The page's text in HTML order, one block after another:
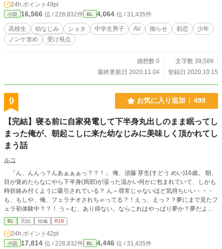
24h.ポイント 49pt
小説 16,566 位 / 228,832件 BL 4,064 位 / 31,435件
高校生 幼なじみ ショタ 中学生男子 AV 拗らせ 初恋
少年
ノンケ攻め
受け視点
感想数 0
文字数 39,589
最終更新日 2020.11.04
登録日 2020.10.15
9 お気に入り追加 499
【完結】寝る前に自家発電して下半身丸出しのまま眠ってし
まった俺が、朝起こしに来た幼なじみに美味しく頂かれてし
まう話
ルコ
「ん、んんっ？んあぁぁぁっ？？！」 俺、須藤 芽生(すどう めい)16歳。 朝、
目が覚めたらなにやら下半身(局部)が湿った温かい何かに包まれていて、しかも
時折絡み付くように吸引されている？ ん～尋常じゃないほど気持ちいい・・・
も、もしや、俺、フェラチオされちゃってる？！えっ、えっ？？夢にまで見たフ
ェラ初体験中？？！ う～む、あり得ない。ならこれはやっぱり夢か？夢だよ
な？？夢にまで見ちゃってるんだよ。て事は俺の欲望が反映されているはず
で・・・なら、今俺のモノを咥えているのは、昨日寝る前に自家発電のおかずに
したエロ動画「せーえきごっくん♡まりあちゃん♡♡」のまりあちゃんだろ？！
あぁ・・・まりあちゃんが俺のを・・・ そう思って目を開けると、俺のチン
BL 完結 短編 R18
24h.ポイント 42pt
小説 17,814 位 / 228,832件 BL 4,446 位 / 31,435件